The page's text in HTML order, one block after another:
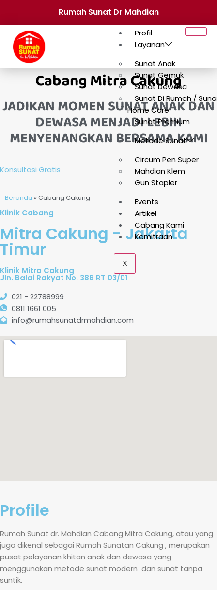
Rumah Sunat Dr Mahdian
Profil
Layanan
Sunat Anak
Sunat Gemuk
Sunat Dewasa
Sunat Di Rumah /
Home Care
Sunat Premium
Metode Sunat
Circum Pen Super
Mahdian Klem
Gun Stapler
Events
Artikel
Cabang Kami
Kemitraan
X
CabangMitra Cakung
JADIKAN MOMEN SUNAT ANAK DAN
DEWASA MENJADI LEBIH
MENYENANGKAN BERSAMA KAMI
Konsultasi Gratis
Beranda » Cabang Cakung
Profile
Rumah Sunat dr. Mahdian Cabang Mitra Cakung, atau yang
juga dikenal sebagai Rumah Sunatan Cakung , merupakan
pusat pelayanan khitan anak dan dewasa yang
menggunakan metode sunat modern dan sunat tanpa
suntik.
Klinik Cabang
Mitra Cakung - Jakarta
Timur
Klinik Mitra Cakung
Jln. Balai Rakyat No. 38B RT 03/01
021 - 22788999
0811 1661 005
info@rumahsunatdrmahdian.com